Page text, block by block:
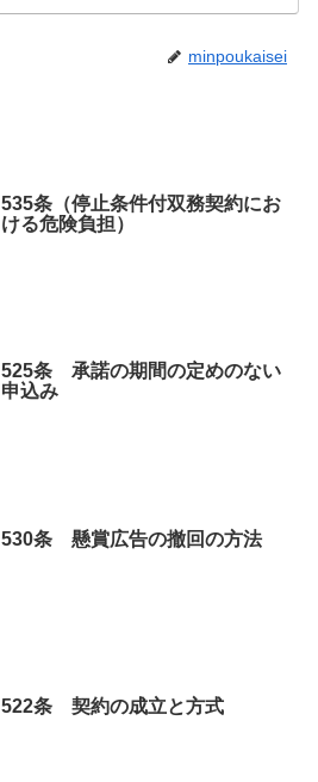
minpoukaisei
535条（停止条件付双務契約にお
ける危険負担）
525条 承諾の期間の定めのない
申込み
530条 懸賞広告の撤回の方法
522条 契約の成立と方式